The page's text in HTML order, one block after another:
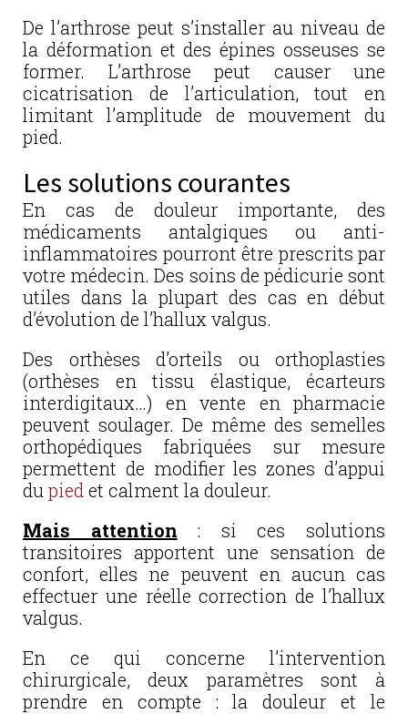
De l’arthrose peut s’installer au niveau de
la déformation et des épines osseuses se
former. L’arthrose peut causer une
cicatrisation de l’articulation, tout en
limitant l’amplitude de mouvement du
pied.
Les solutions courantes
En cas de douleur importante, des
médicaments antalgiques ou anti-
inflammatoires pourront être prescrits par
votre médecin. Des soins de pédicurie sont
utiles dans la plupart des cas en début
d’évolution de l’hallux valgus.
Des orthèses d’orteils ou orthoplasties
(orthèses en tissu élastique, écarteurs
interdigitaux…) en vente en pharmacie
peuvent soulager. De même des semelles
orthopédiques fabriquées sur mesure
permettent de modifier les zones d’appui
du pied et calment la douleur.
Mais attention : si ces solutions
transitoires apportent une sensation de
confort, elles ne peuvent en aucun cas
effectuer une réelle correction de l’hallux
valgus.
En ce qui concerne l’intervention
chirurgicale, deux paramètres sont à
prendre en compte : la douleur et le